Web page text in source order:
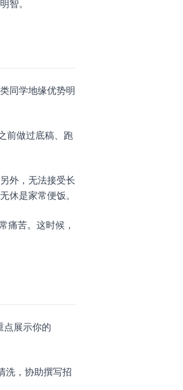
智。
同学地缘优势明
前做过底稿、跑
外，无法接受长
休是家常便饭。
痛苦。这时候，
点展示你的
洗，协助撰写招